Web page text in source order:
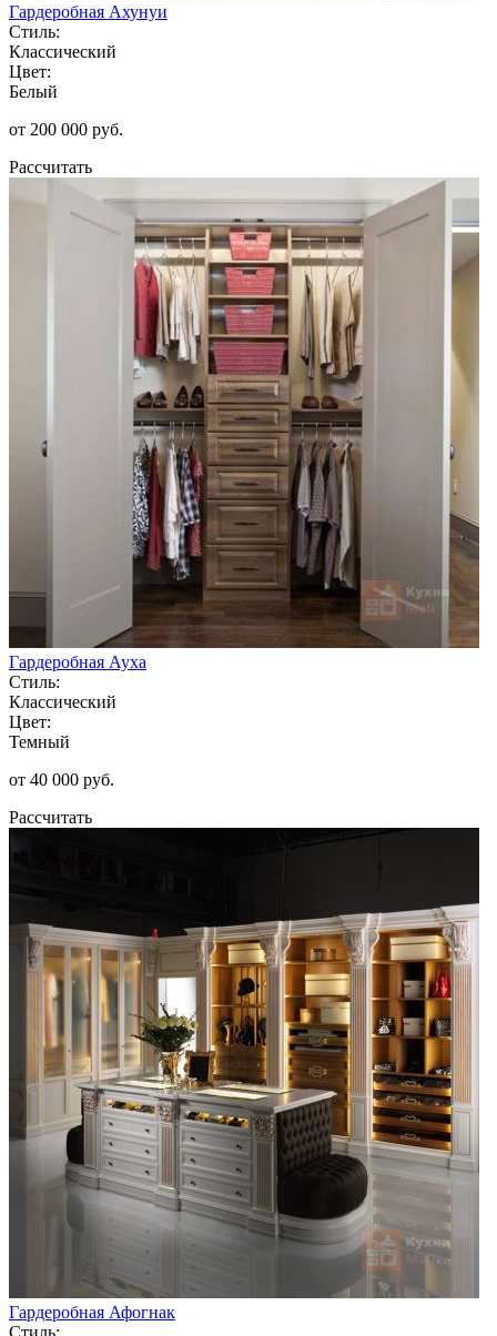
Гардеробная Ахунуи
Стиль:
Классический
Цвет:
Белый
от 200 000 руб.
Рассчитать
Гардеробная Ауха
Стиль:
Классический
Цвет:
Темный
от 40 000 руб.
Рассчитать
Гардеробная Афогнак
Стиль: